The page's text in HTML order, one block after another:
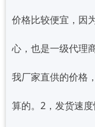
价格比较便宜，因
心，也是一级代理
我厂家直供的价格
算的。2，发货速